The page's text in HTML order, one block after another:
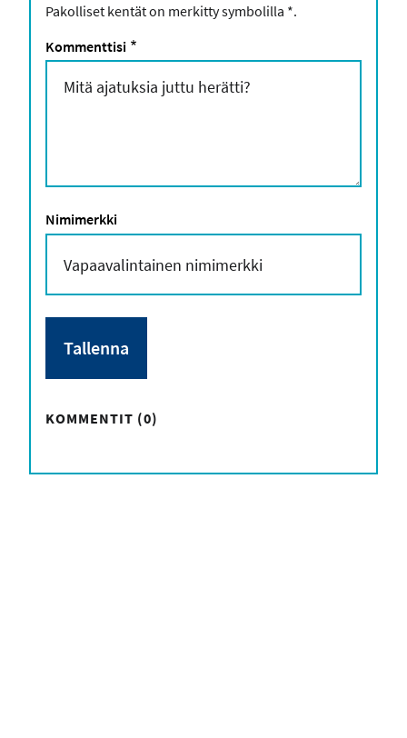
Pakolliset kentät on merkitty symbolilla *.
Kommenttisi *
Nimimerkki
KOMMENTIT (0)